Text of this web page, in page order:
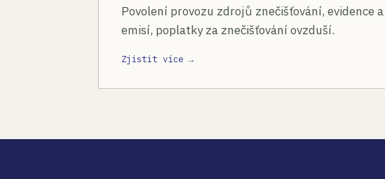
Povolení provozu zdrojů znečišťování, evidence
emisí, poplatky za znečišťování ovzduší.
Zjistit více →